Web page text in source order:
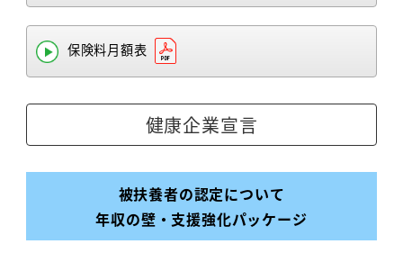
保険料月額表
健康企業宣言
被扶養者の認定について
年収の壁・支援強化パッケージ